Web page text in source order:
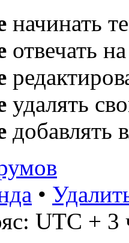
начинать
отвечать
удалять
добавлять
•
UTC + 3